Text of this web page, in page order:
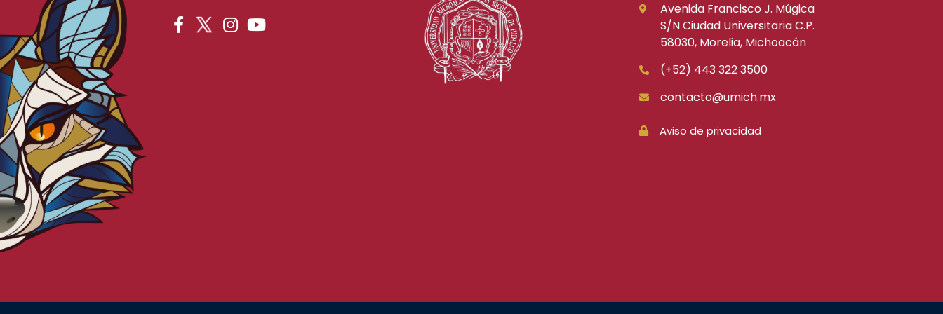
Avenida Francisco J. Múgica
S/N Ciudad Universitaria C.P.
58030, Morelia, Michoacán
(+52) 443 322 3500
contacto@umich.mx
Aviso de privacidad